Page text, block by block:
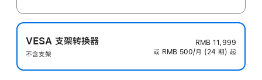
VESA 支架转换器
不含支架
RMB 11,999
或 RMB 500/月 (24 期) 起